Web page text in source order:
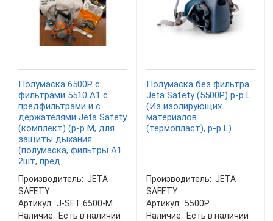
Полумаска 6500Р с
фильтрами 5510 А1 с
предфильтрами и с
держателями Jeta Safety
(комплект) (р-р М, для
защиты дыхания
(полумаска, фильтры A1
2шт, пред
Производитель: JETA
SAFETY
Артикул: J-SET 6500-M
Наличие: Есть в наличии
Полумаска без фильтра
Jeta Safety (5500P) р-р L
(Из изолирующих
материалов
(термопласт), р-р L)
Производитель: JETA
SAFETY
Артикул: 5500P
Наличие: Есть в наличии